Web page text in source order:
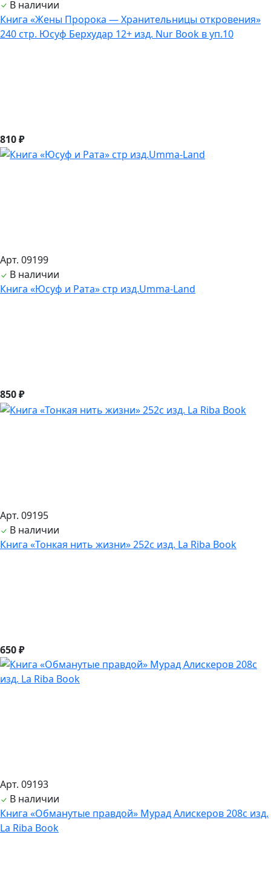
В наличии
Книга «Жены Пророка — Хранительницы откровения»
240 стр. Юсуф Берхудар 12+ изд. Nur Book в уп.10
810 ₽
Арт. 09199
В наличии
Книга «Юсуф и Рата» стр изд.Umma-Land
850 ₽
Арт. 09195
В наличии
Книга «Тонкая нить жизни» 252с изд. La Riba Book
650 ₽
Арт. 09193
В наличии
Книга «Обманутые правдой» Мурад Алискеров 208с изд.
La Riba Book